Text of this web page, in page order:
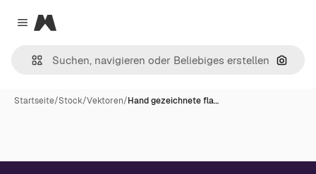
Close menu
Magnific
Nach
Startseite/Stock/Vektoren/Hand gezeichnete fla…